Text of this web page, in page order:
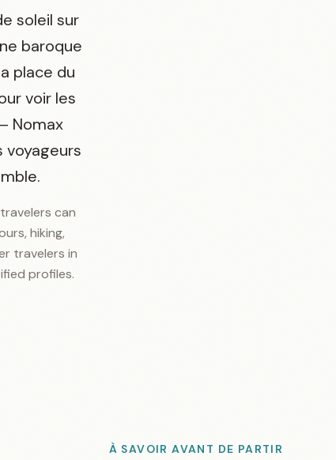
soleil sur
baroque
place du
voir les
Nomax
can
hiking,
travelers in
profiles.
À SAVOIR AVANT DE PARTIR